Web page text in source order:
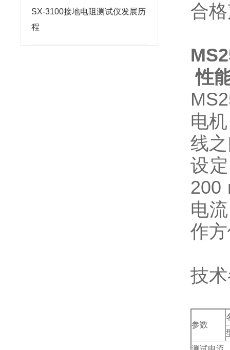
SX-3100接地电阻测试仪发展历
程
合
性
电
线
设
200
电
作
技
参数